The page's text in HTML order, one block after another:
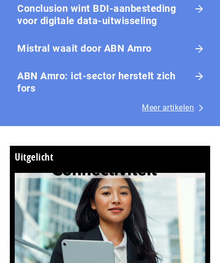
Conclusion wint BDI-aanbesteding
voor digitale data-uitwisseling
Mistral waait door ABN Amro
ABN Amro: ict-sector herstelt zich
fors
Meer artikelen
Uitgelicht